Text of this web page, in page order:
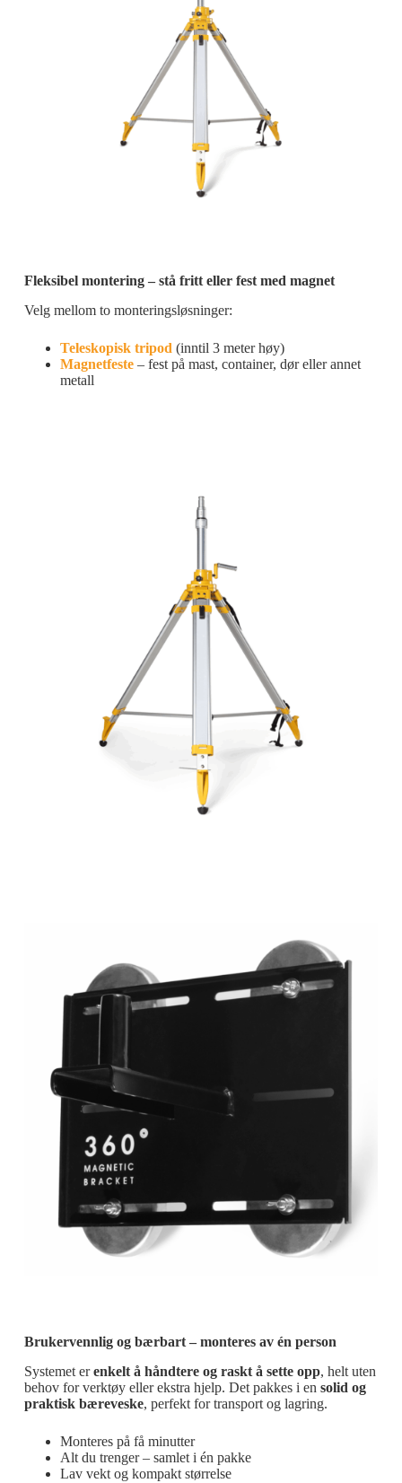
Fleksibel montering – stå fritt eller fest med magnet
Velg mellom to monteringsløsninger:
Teleskopisk tripod (inntil 3 meter høy)
Magnetfeste– fest på mast, container, dør eller annet
metall
Brukervennlig og bærbart – monteres av én person
Systemet erenkelt å håndtere og raskt å sette opp, helt uten
behov for verktøy eller ekstra hjelp. Det pakkes i en solid og
praktisk bæreveske, perfekt for transport og lagring.
Monteres på få minutter
Alt du trenger – samlet i én pakke
Lav vekt og kompakt størrelse